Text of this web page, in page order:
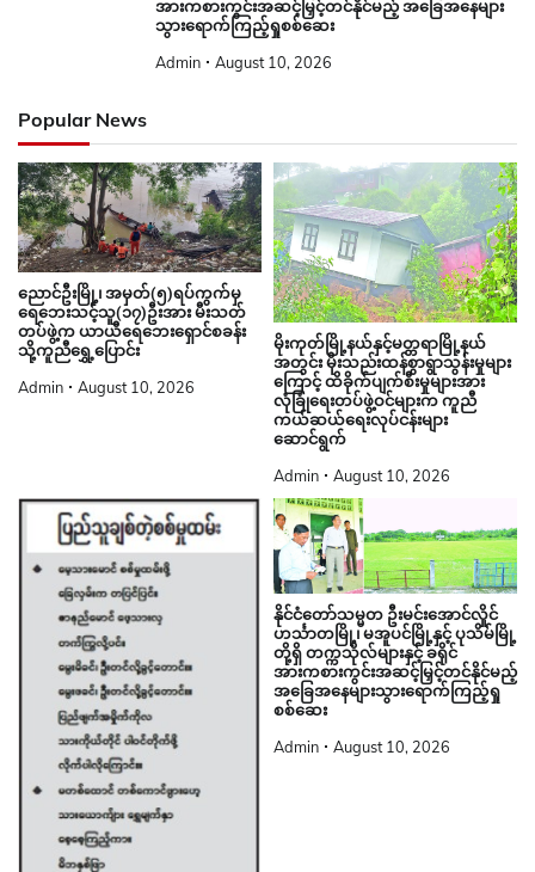
အားကစားကွင်းအဆင့်မြှင့်တင်နိုင်မည့် အခြေအနေများ
သွားရောက်ကြည့်ရှုစစ်ဆေး
Admin August 10, 2026
Popular News
ညောင်ဦးမြို့၊ အမှတ်(၅)ရပ်ကွက်မှ
ရေဘေးသင့်သူ(၁၇)ဦးအား မီးသတ်
တပ်ဖွဲ့က ယာယီရေဘေးရှောင်စခန်း
သို့ကူညီရွှေ့ပြောင်း
Admin August 10, 2026
မိုးကုတ်မြို့နယ်နှင့်မတ္တရာမြို့နယ်
အတွင်း မိုးသည်းထန်စွာရွာသွန်းမှုများ
ကြောင့် ထိခိုက်ပျက်စီးမှုများအား
လုံခြုံရေးတပ်ဖွဲ့ဝင်များက ကူညီ
ကယ်ဆယ်ရေးလုပ်ငန်းများ
ဆောင်ရွက်
Admin August 10, 2026
နိုင်ငံတော်သမ္မတ ဦးမင်းအောင်လှိုင်
ဟင်္သာတမြို့၊ မအူပင်မြို့နှင့် ပုသိမ်မြို့
တို့ရှိ တက္ကသိုလ်များနှင့် ခရိုင်
အားကစားကွင်းအဆင့်မြှင့်တင်နိုင်မည့်
အခြေအနေများသွားရောက်ကြည့်ရှု
စစ်ဆေး
Admin August 10, 2026